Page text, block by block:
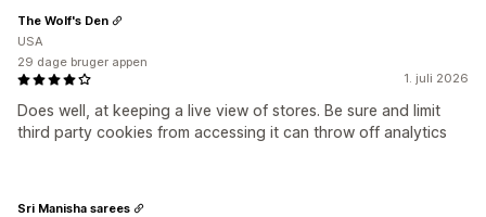
1. juli 2026
Does well, at keeping a live view of stores. Be sure and limit
third party cookies from accessing it can throw off analytics
The Wolf's Den
USA
29 dage bruger appen
Sri Manisha sarees